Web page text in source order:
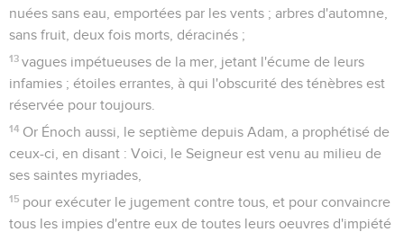
nuées sans eau, emportées par les vents ; arbres d'automne,
sans fruit, deux fois morts, déracinés ;
13 vagues impétueuses de la mer, jetant l'écume de leurs
infamies ; étoiles errantes, à qui l'obscurité des ténèbres est
réservée pour toujours.
14 Or Énoch aussi, le septième depuis Adam, a prophétisé de
ceux-ci, en disant : Voici, le Seigneur est venu au milieu de
ses saintes myriades,
15 pour exécuter le jugement contre tous, et pour convaincre
tous les impies d'entre eux de toutes leurs oeuvres d'impiété